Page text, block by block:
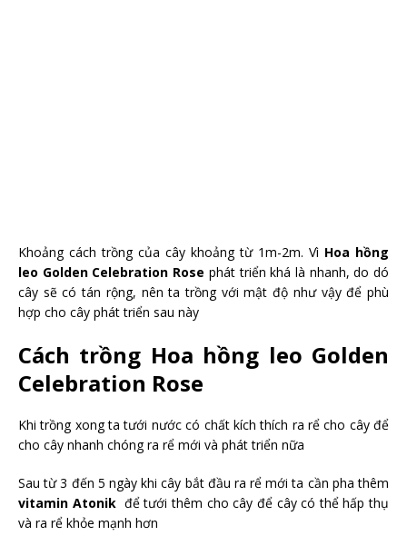
Khoảng cách trồng của cây khoảng từ 1m-2m. Vì Hoa hồng
leo Golden Celebration Rose phát triển khá là nhanh, do dó
cây sẽ có tán rộng, nên ta trồng với mật độ như vậy để phù
hợp cho cây phát triển sau này
Cách trồng Hoa hồng leo Golden
Celebration Rose
Khi trồng xong ta tưới nước có chất kích thích ra rể cho cây để
cho cây nhanh chóng ra rể mới và phát triển nữa
Sau từ 3 đến 5 ngày khi cây bắt đầu ra rể mới ta cần pha thêm
vitamin Atonikđể tưới thêm cho cây để cây có thể hấp thụ
và ra rể khỏe mạnh hơn